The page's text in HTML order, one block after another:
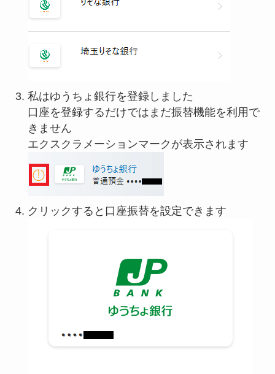
私はゆうちょ銀行を登録しました
口座を登録するだけではまだ振替機能を利用で
きません
エクスクラメーションマークが表示されます
クリックすると口座振替を設定できます